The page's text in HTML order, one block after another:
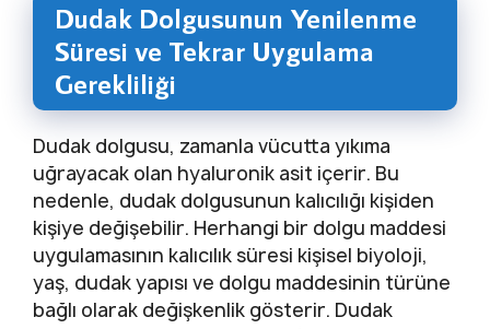
Dudak Dolgusunun Yenilenme
Süresi ve Tekrar Uygulama
Gerekliliği
Dudak dolgusu, zamanla vücutta yıkıma
uğrayacak olan hyaluronik asit içerir. Bu
nedenle, dudak dolgusunun kalıcılığı kişiden
kişiye değişebilir. Herhangi bir dolgu maddesi
uygulamasının kalıcılık süresi kişisel biyoloji,
yaş, dudak yapısı ve dolgu maddesinin türüne
bağlı olarak değişkenlik gösterir. Dudak